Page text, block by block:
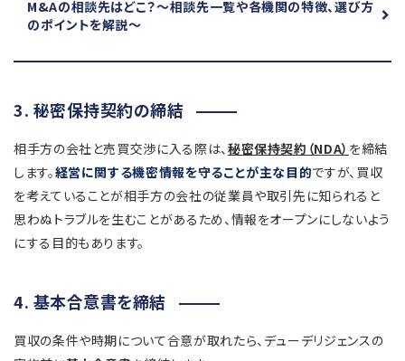
M&Aの相談先はどこ？～相談先一覧や各機関の特徴、選び方
のポイントを解説～
3. 秘密保持契約の締結
相手方の会社と売買交渉に入る際は、秘密保持契約（NDA） を締結
します。経営に関する機密情報を守ることが主な目的ですが、買収
を考えていることが相手方の会社の従業員や取引先に知られると
思わぬトラブルを生むことがあるため、情報をオープンにしないよう
にする目的もあります。
4. 基本合意書を締結
買収の条件や時期について合意が取れたら、デューデリジェンスの